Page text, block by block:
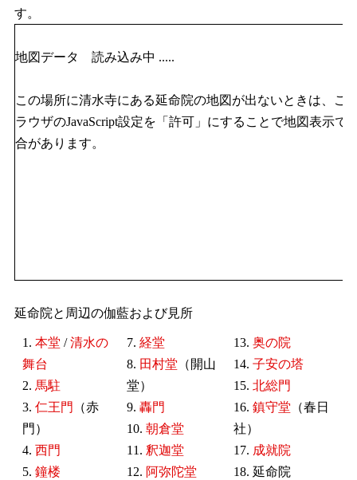
す。
地図データ 読み込み中 .....
この場所に清水寺にある延命院の地図が出ないときは、ご
ラウザのJavaScript設定を「許可」にすることで地図表示で
合があります。
延命院と周辺の伽藍および見所
1. 本堂 /清水の
舞台
2. 馬駐
3. 仁王門
（赤
門）
4. 西門
5. 鐘楼
7. 経堂
8. 田村堂 （開山
堂）
9. 轟門
10. 朝倉堂
11. 釈迦堂
12. 阿弥陀堂
13. 奥の院
14. 子安の塔
15. 北総門
16. 鎮守堂 （春日
社）
17. 成就院
18. 延命院